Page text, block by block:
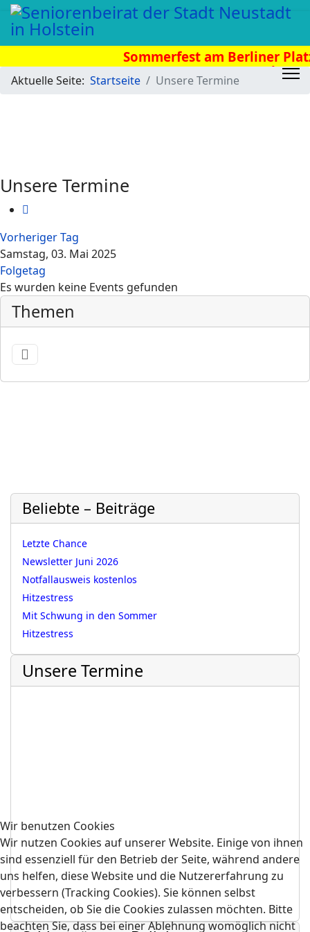
Sommerfest am Berliner
Uhr
Aktuelle Seite: Startseite Unsere Termine
Unsere Termine
Vorheriger Tag
Samstag, 03. Mai 2025
Folgetag
Es wurden keine Events gefunden
Themen
Beliebte – Beiträge
Letzte Chance
Newsletter Juni 2026
Notfallausweis kostenlos
Hitzestress
Mit Schwung in den Sommer
Hitzestress
Unsere Termine
Wir benutzen Cookies
Wir nutzen Cookies auf unserer Website. Einige von ihnen
sind essenziell für den Betrieb der Seite, während andere
uns helfen, diese Website und die Nutzererfahrung zu
verbessern (Tracking Cookies). Sie können selbst
entscheiden, ob Sie die Cookies zulassen möchten. Bitte
beachten Sie, dass bei einer Ablehnung womöglich nicht